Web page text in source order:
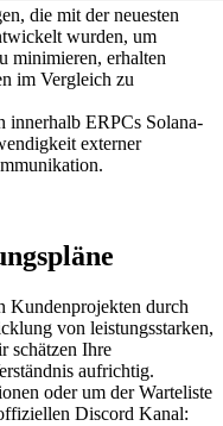
die mit der neuesten
wurden, um
minimieren, erhalten
im Vergleich zu
innerhalb ERPCs Solana-
externer
Kundenprojekten durch
von leistungsstarken,
schätzen Ihre
aufrichtig.
oder um der Warteliste
Discord Kanal: